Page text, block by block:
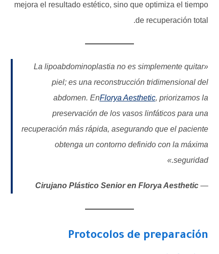
mejora el resultado estético, sino que optimiza el tiempo
de recuperación total.
«La lipoabdominoplastia no es simplemente quitar
piel; es una reconstrucción tridimensional del
abdomen. EnFlorya Aesthetic, priorizamos la
preservación de los vasos linfáticos para una
recuperación más rápida, asegurando que el paciente
obtenga un contorno definido con la máxima
seguridad.»
—
Cirujano Plástico Senior en Florya Aesthetic
Protocolos de preparación